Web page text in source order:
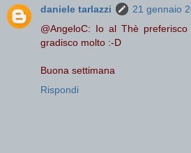
daniele tarlazzi
21 gennaio
@AngeloC: Io al Thè
gradisco molto :-D
Buona settimana
Rispondi